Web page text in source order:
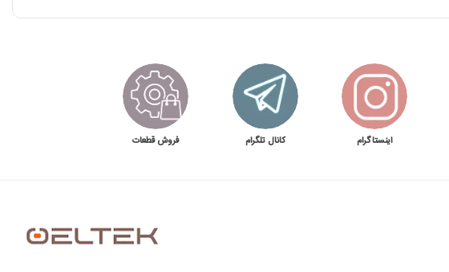
اینستاگرام کانال تلگرام فروش قطعات